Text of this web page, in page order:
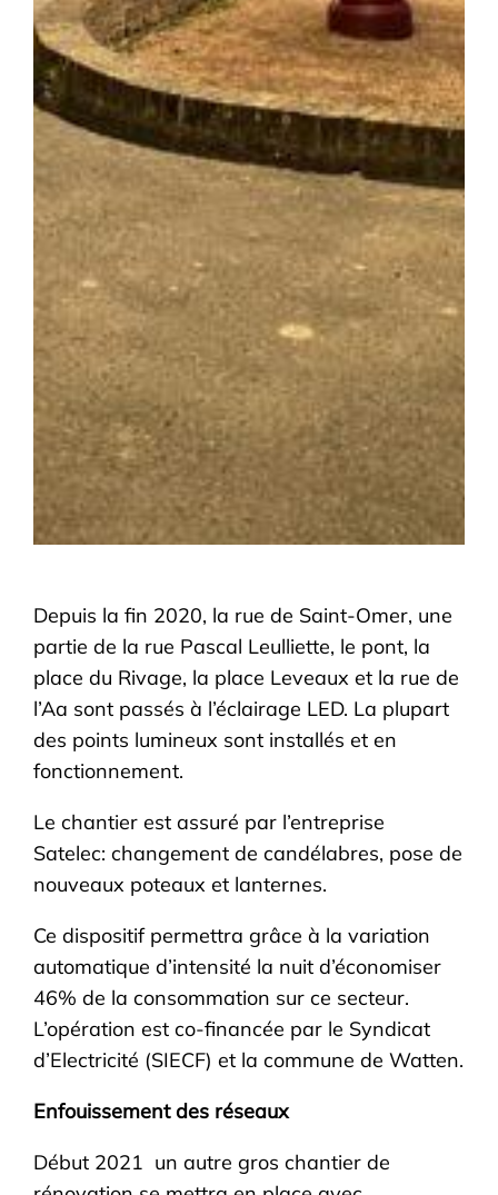
Depuis la fin 2020, la rue de Saint-Omer, une
partie de la rue Pascal Leulliette, le pont, la
place du Rivage, la place Leveaux et la rue de
l’Aa sont passés à l’éclairage LED. La plupart
des points lumineux sont installés et en
fonctionnement.
Le chantier est assuré par l’entreprise
Satelec: changement de candélabres, pose de
nouveaux poteaux et lanternes.
Ce dispositif permettra grâce à la variation
automatique d’intensité la nuit d’économiser
46% de la consommation sur ce secteur.
L’opération est co-financée par le Syndicat
d’Electricité (SIECF) et la commune de Watten.
Enfouissement des réseaux
Début 2021 un autre gros chantier de